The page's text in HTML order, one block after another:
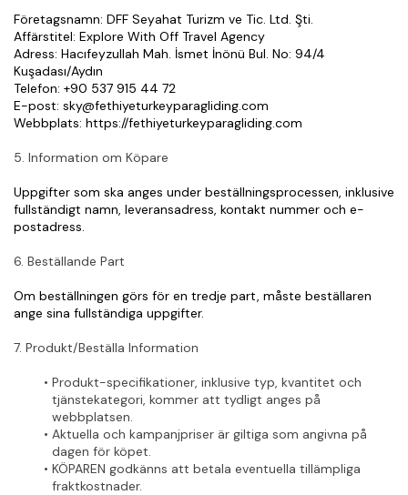
Företagsnamn: DFF Seyahat Turizm ve Tic. Ltd. Şti.
Affärstitel: Explore With Off Travel Agency
Adress: Hacıfeyzullah Mah. İsmet İnönü Bul. No: 94/4
Kuşadası/Aydın
Telefon: +90 537 915 44 72
E-post: sky@fethiyeturkeyparagliding.com
Webbplats: https://fethiyeturkeyparagliding.com
5. Information om Köpare
Uppgifter som ska anges under beställningsprocessen, inklusive
fullständigt namn, leveransadress, kontakt nummer och e-
postadress.
6. Beställande Part
Om beställningen görs för en tredje part, måste beställaren
ange sina fullständiga uppgifter.
7. Produkt/Beställa Information
Produkt-specifikationer, inklusive typ, kvantitet och
tjänstekategori, kommer att tydligt anges på
webbplatsen.
Aktuella och kampanjpriser är giltiga som angivna på
dagen för köpet.
KÖPAREN godkänns att betala eventuella tillämpliga
fraktkostnader.